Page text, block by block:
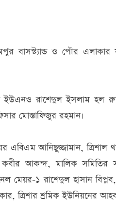
বাসস্ট্যান্ড ও পৌর এলাকার
ইউএনও রাশেদুল ইসলাম হল
মোস্তাফিজুর রহমান।
আনিছুজ্জামান, ত্রিশাল
কবীর আকন্দ, মালিক
১ রাশেদুল হাসান বিপ্লব,
ত্রিশার শ্রমিক ইউনিয়নের